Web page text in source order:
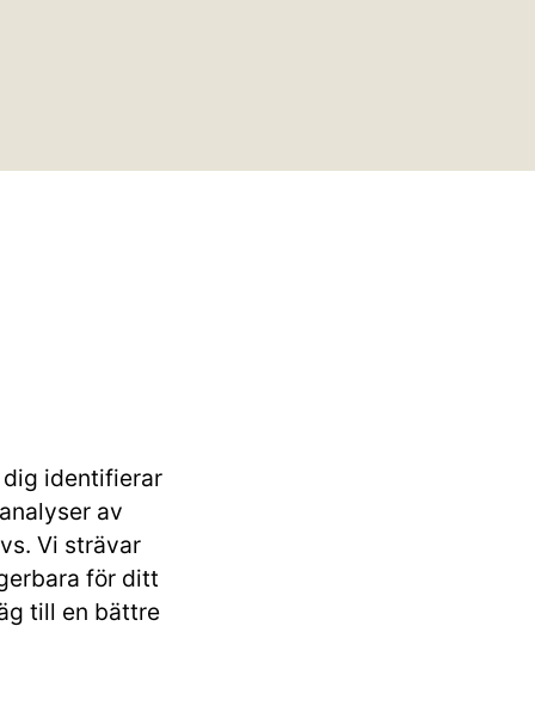
identifierar
av
Vi strävar
för ditt
till en bättre